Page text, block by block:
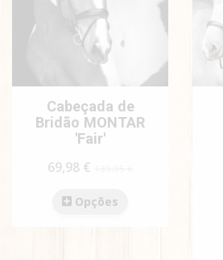
Cabeçada de
Bridão MONTAR
'Fair'
69,98 €
Opções